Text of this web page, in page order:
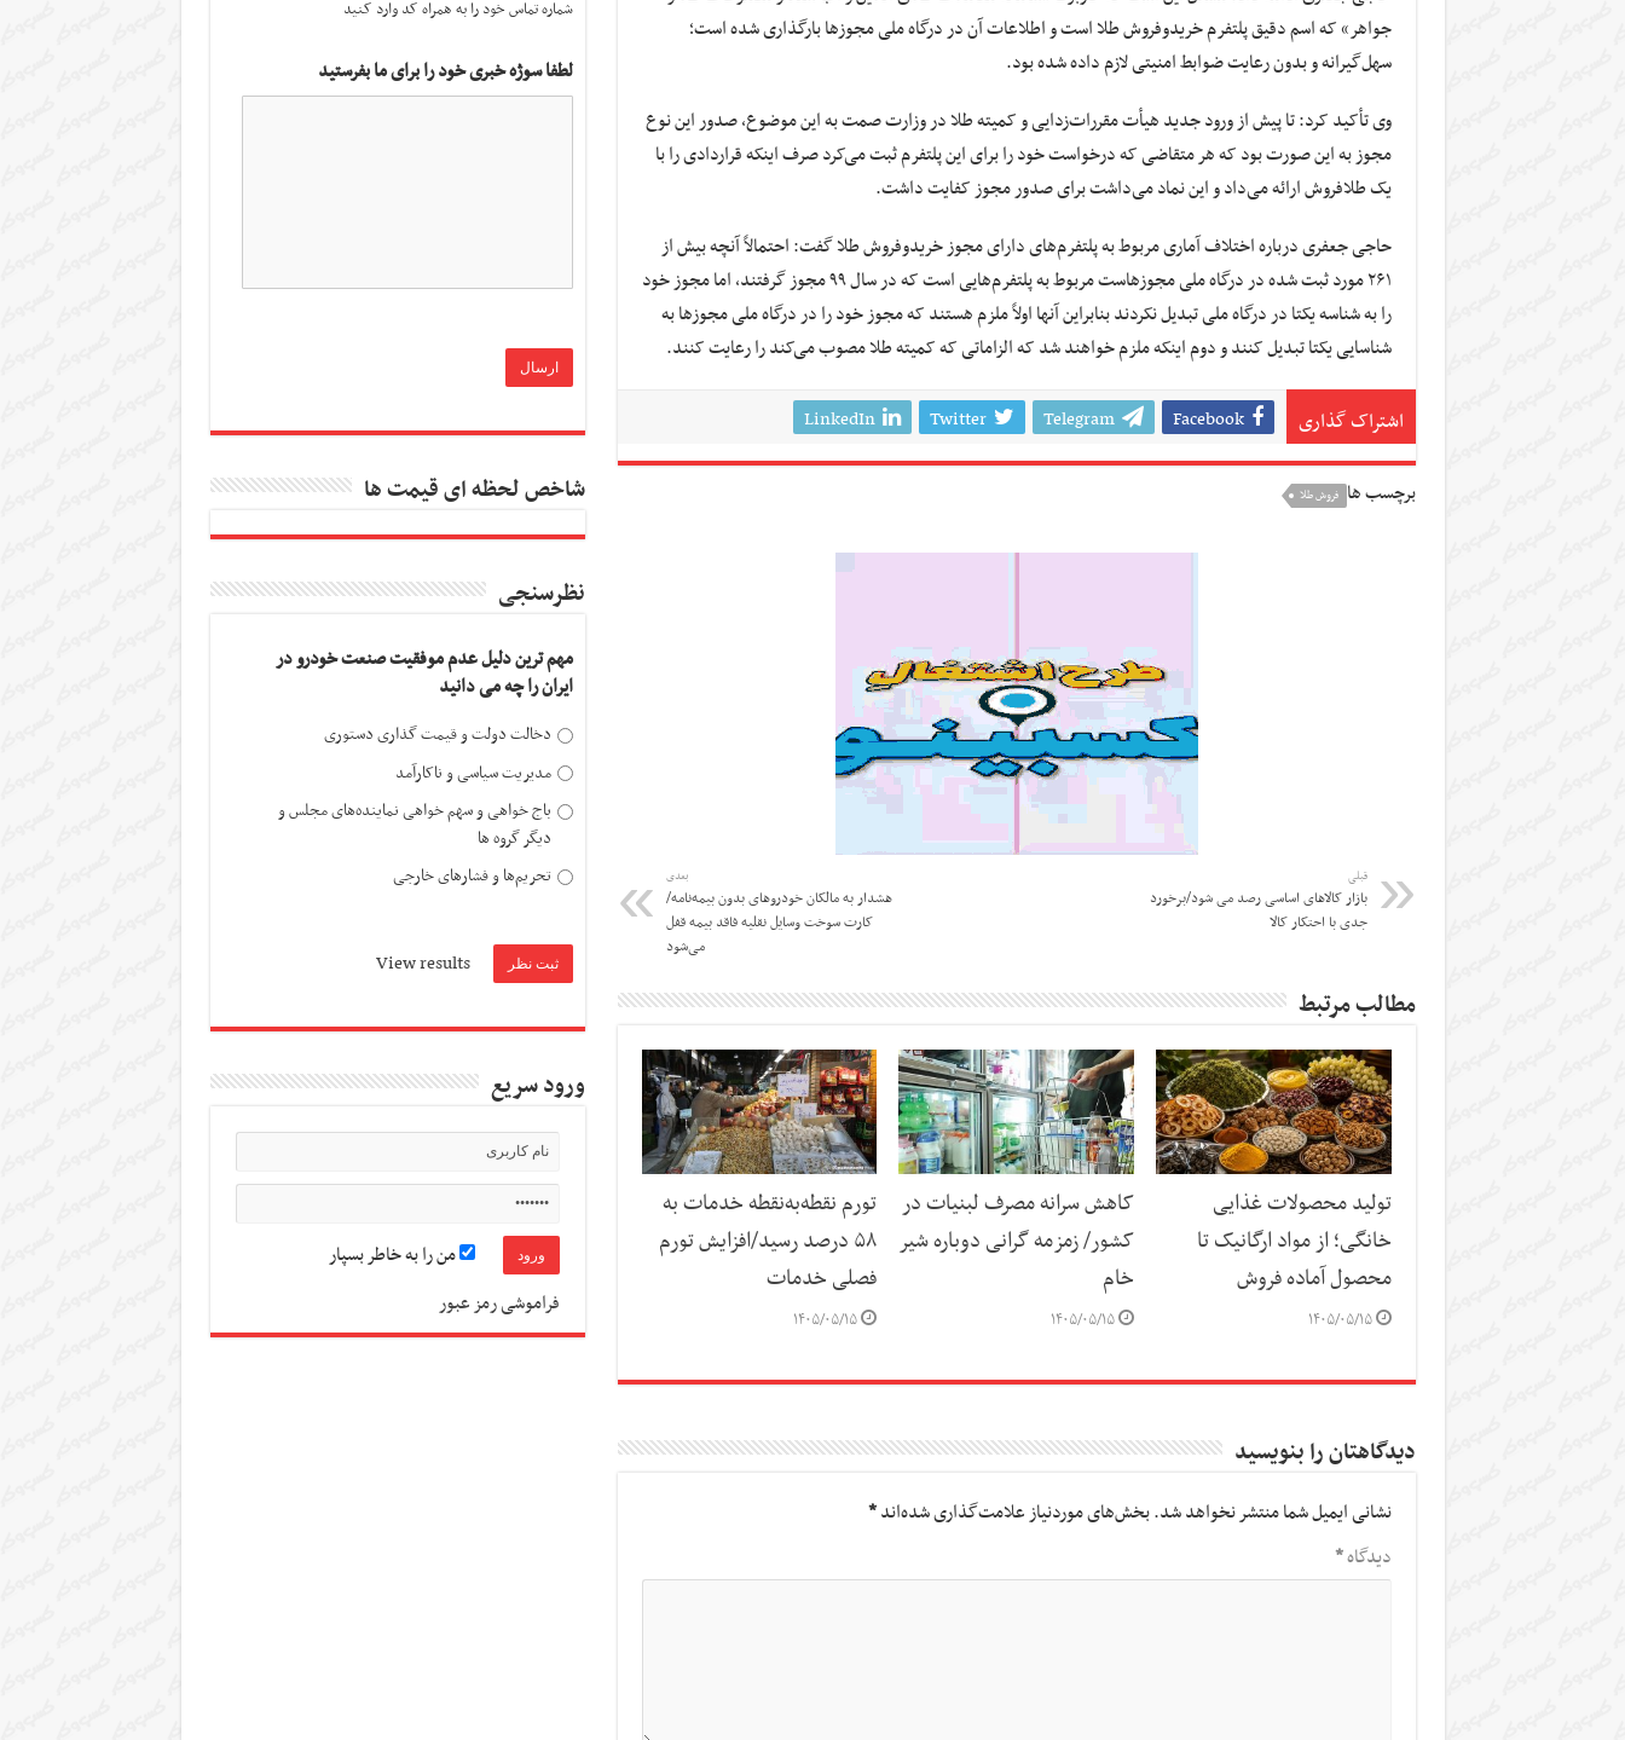
جواهر» که اسم دقیق پلتفرم خریدوفروش طلا است و اطلاعات آن در درگاه ملی مجوزها بارگذاری شده است؛
سهل‌گیرانه و بدون رعایت ضوابط امنیتی لازم داده شده بود.
وی تأکید کرد: تا پیش از ورود جدید هیأت مقررات‌زدایی و کمیته طلا در وزارت صمت به این موضوع، صدور این نوع
مجوز به این صورت بود که هر متقاضی که درخواست خود را برای این پلتفرم ثبت می‌کرد صرف اینکه قراردادی را با
یک طلافروش ارائه می‌داد و این نماد می‌داشت برای صدور مجوز کفایت داشت.
حاجی جعفری درباره اختلاف آماری مربوط به پلتفرم‌های دارای مجوز خریدوفروش طلا گفت: احتمالاً آنچه بیش از
۲۶۱ مورد ثبت شده در درگاه ملی مجوزهاست مربوط به پلتفرم‌هایی است که در سال ۹۹ مجوز گرفتند، اما مجوز خود
را به شناسه یکتا در درگاه ملی تبدیل نکردند بنابراین آنها اولاً ملزم هستند که مجوز خود را در درگاه ملی مجوزها به
شناسایی یکتا تبدیل کنند و دوم اینکه ملزم خواهند شد که الزاماتی که کمیته طلا مصوب می‌کند را رعایت کنند.
اشتراک گذاری Facebook
Telegram
Twitter
LinkedIn
برچسب ها فروش طلا
قبلی
بازار کالاهای اساسی رصد می شود/برخورد
جدی با احتکار کالا
بعدی
هشدار به مالکان خودروهای بدون بیمه‌نامه/
کارت‌ سوخت وسایل نقلیه فاقد بیمه‌ قفل
می‌شود
مطالب مرتبط
تولید محصولات غذایی
خانگی؛ از مواد ارگانیک تا
محصول آماده فروش
۱۴۰۵/۰۵/۱۵
کاهش سرانه مصرف لبنیات در
کشور/ زمزمه گرانی دوباره شیر
خام
۱۴۰۵/۰۵/۱۵
تورم نقطه‌به‌نقطه خدمات به
۵۸ درصد رسید/افزایش تورم
فصلی خدمات
۱۴۰۵/۰۵/۱۵
دیدگاهتان را بنویسید
نشانی ایمیل شما منتشر نخواهد شد.بخش‌های موردنیاز علامت‌گذاری شده‌اند*
دیدگاه*
شماره تماس خود را به همراه کد وارد کنید
لطفا سوژه خبری خود را برای ما بفرستید
شاخص لحظه ای قیمت ها
نظرسنجی
مهم ترین دلیل عدم موفقیت صنعت خودرو در
ایران را چه می دانید
دخالت دولت و قیمت گذاری دستوری
مدیریت سیاسی و ناکارآمد
باج خواهی و سهم خواهی نماینده‌های مجلس و
دیگر گروه ها
تحریم‌ها و فشارهای خارجی
View results
ورود سریع
من را به خاطر بسپار
فراموشی رمز عبور